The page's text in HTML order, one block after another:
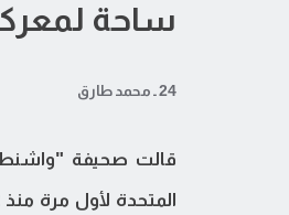
ساحة
24 ـ محمد طارق
قالت صحيفة "واشنطن